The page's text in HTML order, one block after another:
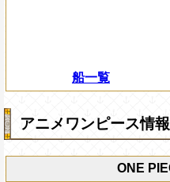
船一覧
アニメワンピース情報
ONE